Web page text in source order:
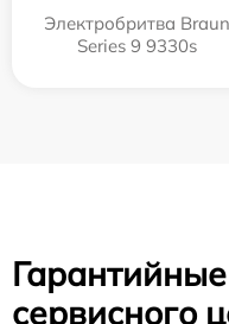
Электробритва Braun
Series 9 9330s
сервисного